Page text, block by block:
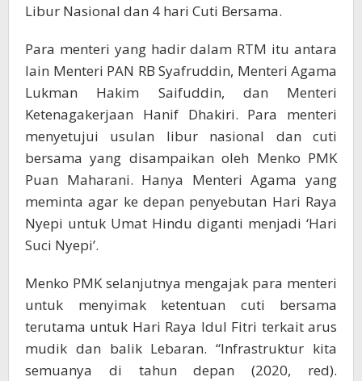
Libur Nasional dan 4 hari Cuti Bersama.
Para menteri yang hadir dalam RTM itu antara
lain Menteri PAN RB Syafruddin, Menteri Agama
Lukman Hakim Saifuddin, dan Menteri
Ketenagakerjaan Hanif Dhakiri. Para menteri
menyetujui usulan libur nasional dan cuti
bersama yang disampaikan oleh Menko PMK
Puan Maharani. Hanya Menteri Agama yang
meminta agar ke depan penyebutan Hari Raya
Nyepi untuk Umat Hindu diganti menjadi ‘Hari
Suci Nyepi’.
Menko PMK selanjutnya mengajak para menteri
untuk menyimak ketentuan cuti bersama
terutama untuk Hari Raya Idul Fitri terkait arus
mudik dan balik Lebaran. “Infrastruktur kita
semuanya di tahun depan (2020, red).